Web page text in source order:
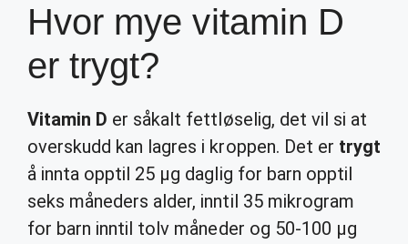
Hvor mye vitamin D
er trygt?
Vitamin D er såkalt fettløselig, det vil si at
overskudd kan lagres i kroppen. Det er trygt
å innta opptil 25 µg daglig for barn opptil
seks måneders alder, inntil 35 mikrogram
for barn inntil tolv måneder og 50-100 µg